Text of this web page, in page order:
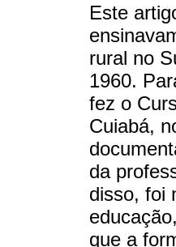
Este
rural no
1960.
fez o
Cuiabá,
da
disso, foi
que a